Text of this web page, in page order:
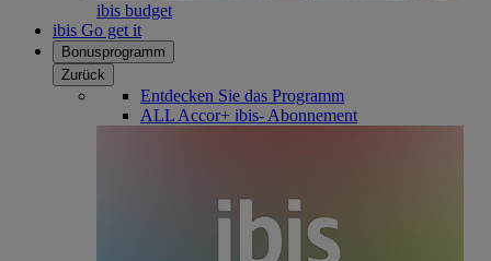
ibis budget
ibis Go get it
Bonusprogramm
Zurück
Entdecken Sie das Programm
ALL Accor+ ibis- Abonnement